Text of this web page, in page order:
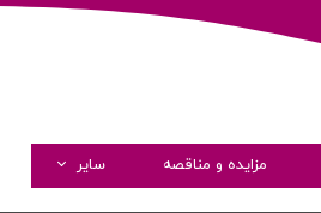
مزایده و مناقصه سایر